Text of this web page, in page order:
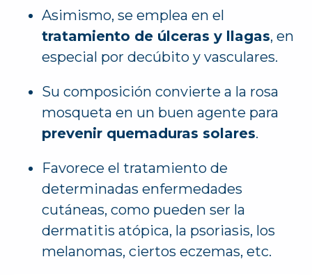
Asimismo, se emplea en el
tratamiento de úlceras y llagas, en
especial por decúbito y vasculares.
Su composición convierte a la rosa
mosqueta en un buen agente para
prevenir quemaduras solares.
Favorece el tratamiento de
determinadas enfermedades
cutáneas, como pueden ser la
dermatitis atópica, la psoriasis, los
melanomas, ciertos eczemas, etc.